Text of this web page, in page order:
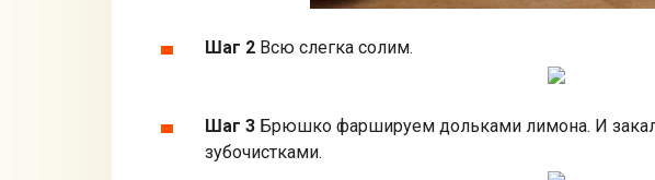
Шаг 2 Всю слегка солим.
Шаг 3 Брюшко фаршируем дольками лимона. И
зубочистками.